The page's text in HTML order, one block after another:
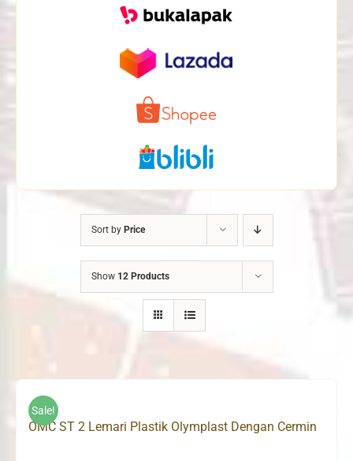
Sort by Price
Show 12 Products
Sale!
OMC ST 2 Lemari Plastik Olymplast Dengan Cermin